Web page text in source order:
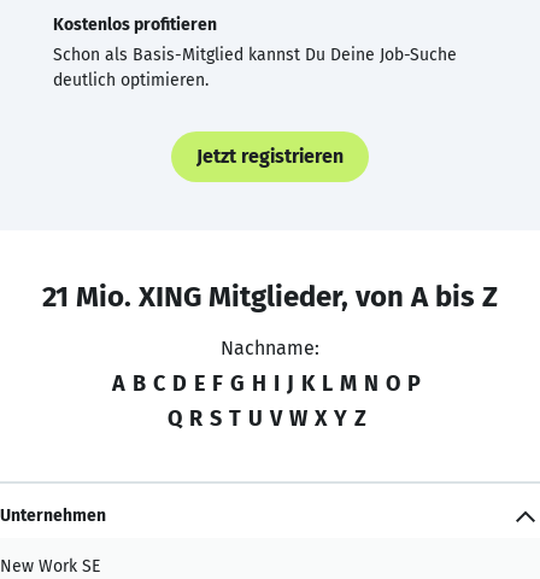
Kostenlos profitieren
Schon als Basis-Mitglied kannst Du Deine Job-Suche
deutlich optimieren.
Jetzt registrieren
21 Mio. XING Mitglieder, von A bis Z
Nachname:
A B C D E F G H I J K L M N O P
Q R S T U V W X Y Z
Unternehmen
New Work SE